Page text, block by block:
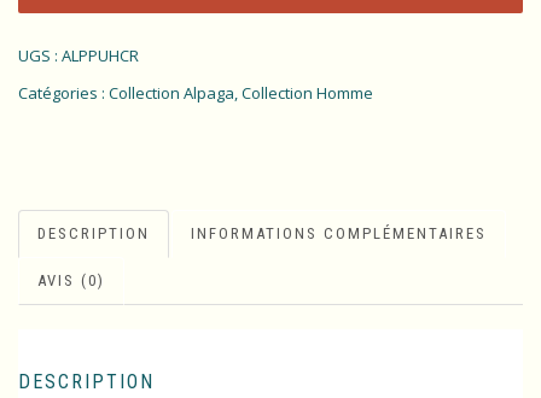
UGS : ALPPUHCR
Catégories : Collection Alpaga,Collection Homme
DESCRIPTION INFORMATIONS COMPLÉMENTAIRES
AVIS (0)
DESCRIPTION